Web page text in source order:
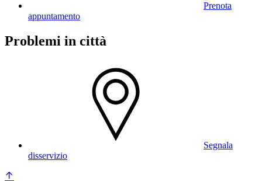
Prenota
appuntamento
Problemi in città
Segnala
disservizio